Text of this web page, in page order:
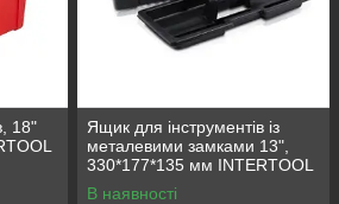
18"
Ящик для інструментів із
металевими замками 13",
330*177*135 мм INTERTOOL
BX-1013
В наявності